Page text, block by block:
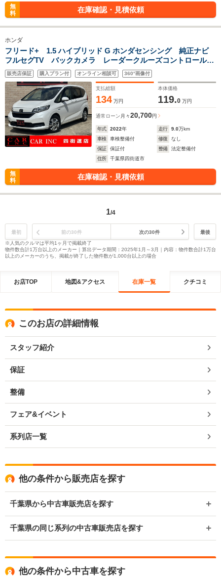
無
料
在庫確認・見積依頼
ホンダ
フリード+ 1.5 ハイブリッド G ホンダセンシング 純正ナビ
フルセグTV バックカメラ レーダークルーズコントロール
両側パワースライドドア ビルトインETC シートヒーター
衝突被害軽減ブレーキ 車線逸脱警報 LEDヘッドライト プ
ッシュスタート
販売店保証 購入プラン付 オンライン相談可 360°画像付
支払総額
134 万円
本体価格
119.0 万円
通常ローン 月々20,700円
年式 2022年 走行 9.0万km
車検
車検整備付 修復
なし
保証
保証付 整備
法定整備付
住所
千葉県四街道市
無
料
在庫確認・見積依頼
1/4
最初 前の30件 次の30件
最後
※人気のクルマは平均1ヶ月で掲載終了
物件数合計1万台以上のメーカー｜算出データ期間：2025年1月～3月｜内容：物件数合計1万台
以上のメーカーのうち、掲載が終了した物件数が1,000台以上の場合
お店TOP 地図&アクセス 在庫一覧 クチコミ
このお店の詳細情報
スタッフ紹介
保証
整備
フェア&イベント
系列店一覧
他の条件から販売店を探す
千葉県から中古車販売店を探す
千葉県の同じ系列の中古車販売店を探す
他の条件から中古車を探す